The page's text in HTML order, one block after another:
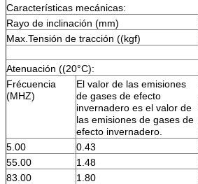
Características mecánicas:
Rayo de inclinación (mm)
Max.Tensión de tracción ((kgf)
Atenuación ((20°C):
Frécuencia
(MHZ)
El valor de las emisiones
de gases de efecto
invernadero es el valor de
las emisiones de gases de
efecto invernadero.
5.00
0.43
55.00
1.48
83.00
1.80